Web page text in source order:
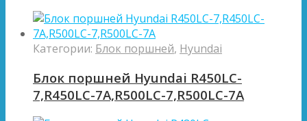
Категории: Блок поршней, Hyundai
Блок поршней Hyundai R450LC-
7,R450LC-7A,R500LC-7,R500LC-7A